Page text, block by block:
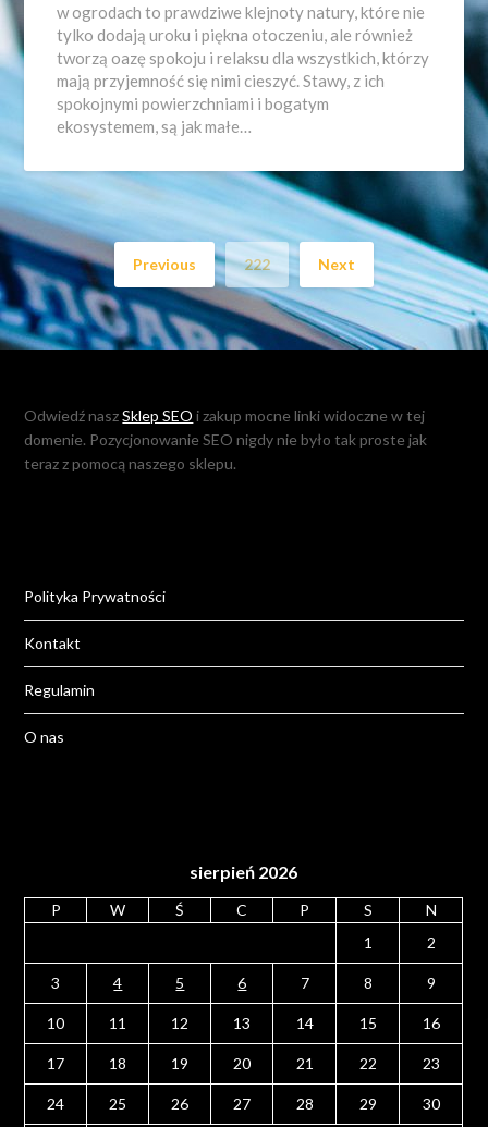
w ogrodach to prawdziwe klejnoty natury, które nie
tylko dodają uroku i piękna otoczeniu, ale również
tworzą oazę spokoju i relaksu dla wszystkich, którzy
mają przyjemność się nimi cieszyć. Stawy, z ich
spokojnymi powierzchniami i bogatym
ekosystemem, są jak małe…
Previous 222 Next
Odwiedź naszSklep SEO i zakup mocne linki widoczne w tej
domenie. Pozycjonowanie SEO nigdy nie było tak proste jak
teraz z pomocą naszego sklepu.
Polityka Prywatności
Kontakt
Regulamin
O nas
sierpień 2026
P W Ś C P S
N
1
2
3 4 5 6 7 8 9
10 11 12 13 14 15 16
17 18 19 20 21 22 23
24 25 26 27 28 29 30